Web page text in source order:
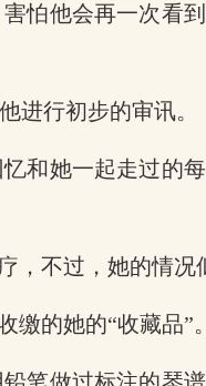
怕他会再一次看
进行初步的审讯。
和她一起走过的
不过，她的情况
的她的“收藏品”。